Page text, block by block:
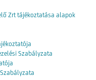
Zrt tájékoztatása alapok
Szabályzata